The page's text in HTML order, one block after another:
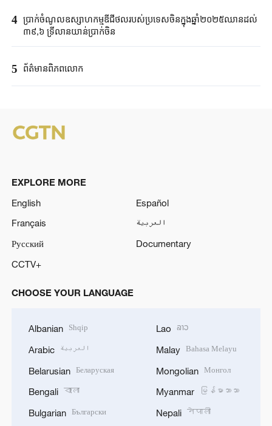
4 ប្រាក់ចំណូលឧស្សាហកម្មឌីជីថលរបស់ប្រទេសចិនក្នុងឆ្នាំ២០២៥​ឈានដល់
៣៩,៦ ទ្រី​លានយាន់ប្រាក់ចិន​
5 ព័ត៌មានពិភពលោក
EXPLORE MORE
English
Español
Français
العربية
Русский
Documentary
CCTV+
CHOOSE YOUR LANGUAGE
Albanian Shqip
Arabic العربية
Belarusian Беларуская
Bengali বাংলা
Bulgarian Български
Lao ລາວ
Malay Bahasa Melayu
Mongolian Монгол
Myanmar မြန်မာဘာသာ
Nepali नेपाली